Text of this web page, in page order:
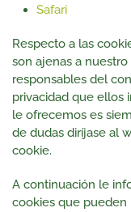
Safari
Respecto a las
son ajenas a
responsables del
privacidad que ellos
le ofrecemos es
de dudas diríjase al
cookie.
A continuación le
cookies que pueden